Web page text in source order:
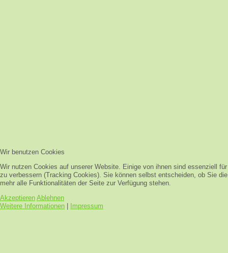
Wir benutzen Cookies
Wir nutzen Cookies auf unserer Website. Einige von ihnen sind essenziell
zu verbessern (Tracking Cookies). Sie können selbst entscheiden, ob Sie
mehr alle Funktionalitäten der Seite zur Verfügung stehen.
Akzeptieren Ablehnen
Weitere Informationen
Impressum